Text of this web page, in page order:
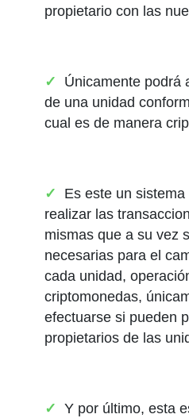
propietario con las
Únicamente podrá
de una unidad
cual es de manera
Es este un
realizar las
mismas que a su vez
necesarias para el
cada unidad,
criptomonedas,
efectuarse si pueden
propietarios de las
Y por último, esta